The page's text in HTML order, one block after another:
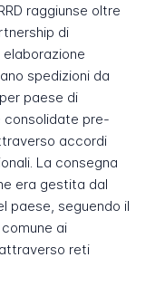
raggiunse oltre
di
spedizioni da
paese di
consolidate pre-
accordi
La consegna
era gestita dal
paese, seguendo il
ai
reti